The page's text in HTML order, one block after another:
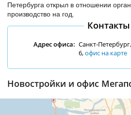
Петербурга открыл в отношении
производство на год.
Контакты
Адрес офиса: Санкт-
6,офис на карте
Новостройки и офис